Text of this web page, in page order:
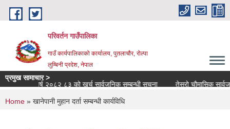
Skip to main content
परिवर्तन गाउँपालिका
गाउँ कार्यपालिकाको कार्यालय, पुतलाचौर, रोल्पा
लुम्बिनी प्रदेश, नेपाल
प्रमुख सामाचार >
आर्थिक वर्ष २०८२ ८३ को खर्च सार्वजनिक सम्बन्धी सूचना
तेस्रो चौमासिक सार्वजनिक
You are here
Home » खानेपानी मुहान दर्ता सम्बन्धी कार्यविधि